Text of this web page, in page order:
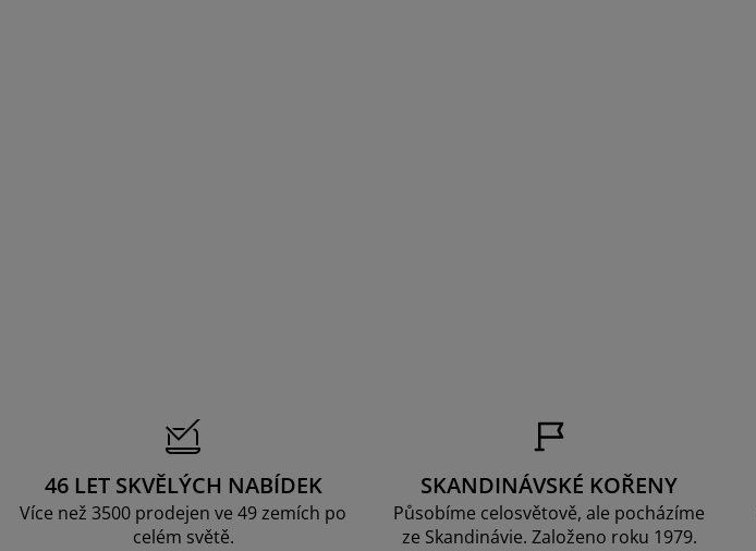
46 LET SKVĚLÝCH NABÍDEK
Více než 3500 prodejen ve 49 zemích po
celém světě.
SKANDINÁVSKÉ KOŘENY
Působíme celosvětově, ale pocházíme
ze Skandinávie. Založeno roku 1979.